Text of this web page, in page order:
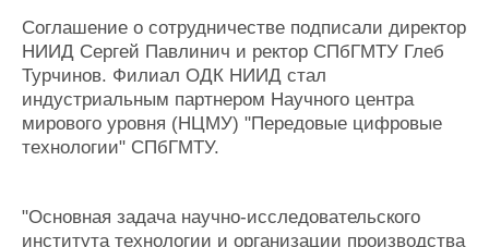
Все службы
Соглашение о сотрудничестве подписали директор
НИИД Сергей Павлинич и ректор СПбГМТУ Глеб
Турчинов. Филиал ОДК НИИД стал
индустриальным партнером Научного центра
мирового уровня (НЦМУ) "Передовые цифровые
технологии" СПбГМТУ.
"Основная задача научно-исследовательского
института технологии и организации производства